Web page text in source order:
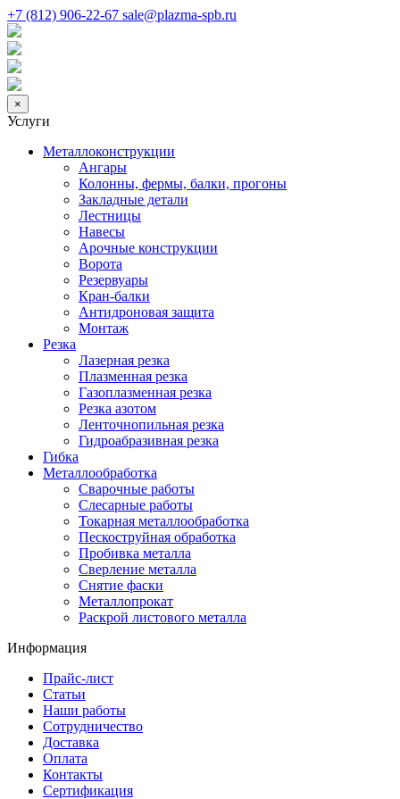
+7 (812) 906-22-67 sale@plazma-spb.ru
×
Услуги
Металлоконструкции
Ангары
Колонны, фермы, балки, прогоны
Закладные детали
Лестницы
Навесы
Арочные конструкции
Ворота
Резервуары
Кран-балки
Антидроновая защита
Монтаж
Резка
Лазерная резка
Плазменная резка
Газоплазменная резка
Резка азотом
Ленточнопильная резка
Гидроабразивная резка
Гибка
Металлообработка
Сварочные работы
Слесарные работы
Токарная металлообработка
Пескоструйная обработка
Пробивка металла
Сверление металла
Снятие фаски
Металлопрокат
Раскрой листового металла
Информация
Прайс-лист
Статьи
Наши работы
Сотрудничество
Доставка
Оплата
Контакты
Сертификация